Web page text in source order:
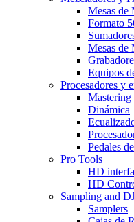
Mesas de
Formato
Mesas de
Equipos
Procesadores y
Mastering
Dinámica
Pedales
Pro Tools
HD
HD
Sampling and
Samplers